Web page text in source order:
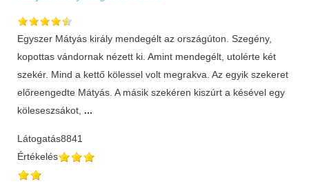
Egyszer Mátyás király mendegélt az országúton. Szegény,
kopottas vándornak nézett ki. Amint mendegélt, utolérte két
szekér. Mind a kettő kölessel volt megrakva. Az egyik szekeret
előreengedte Mátyás. A másik szekéren kiszúrt a késével egy
köleseszsákot, ...
Látogatás8841
Értékelés